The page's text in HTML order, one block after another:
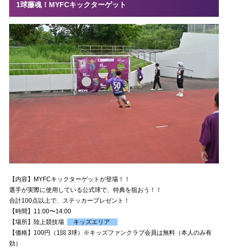
1球藤魂！MYFCキックターゲット
【内容】MYFCキックターゲットが登場！！
選手が実際に使用している公式球で、特典を狙おう！！
合計100点以上で、ステッカープレゼント！
【時間】11:00〜14:00
【場所】陸上競技場
キッズエリア
【価格】100円（1回 3球）※キッズファンクラブ会員は無料（本人のみ有
効）